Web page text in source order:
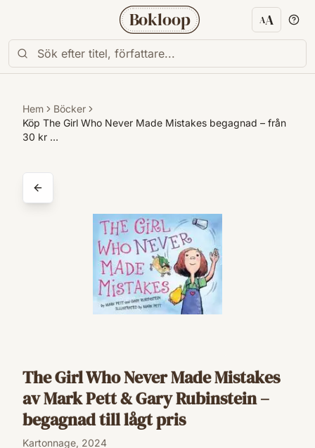
Bokloop AA
Hem
Böcker
Köp The Girl Who Never Made Mistakes begagnad – från
30 kr …
The Girl Who Never Made Mistakes
av Mark Pett & Gary Rubinstein –
begagnad till lågt pris
Kartonnage, 2024